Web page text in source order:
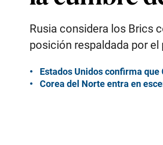
Rusia considera los Brics
posición respaldada por
Estados Unidos confirma
Corea del Norte entra en